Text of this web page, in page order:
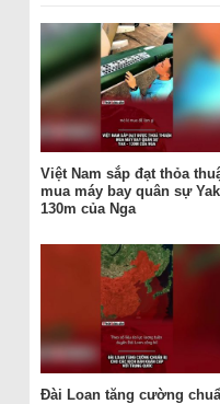
Việt Nam sắp đạt thỏa
mua máy bay quân sự
130m của Nga
Đài Loan tăng cường